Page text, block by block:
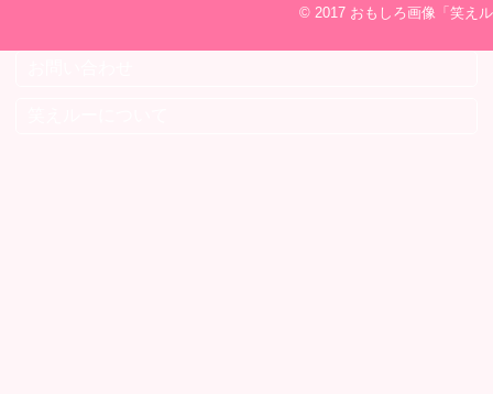
© 2017 おもしろ画像「笑え